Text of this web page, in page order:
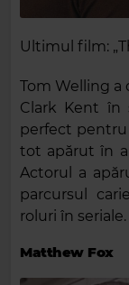
Ultimul film:
Tom Welling
Clark Kent în
perfect
tot apărut în
Actorul a
parcursul
roluri în seriale.
Matthew Fox